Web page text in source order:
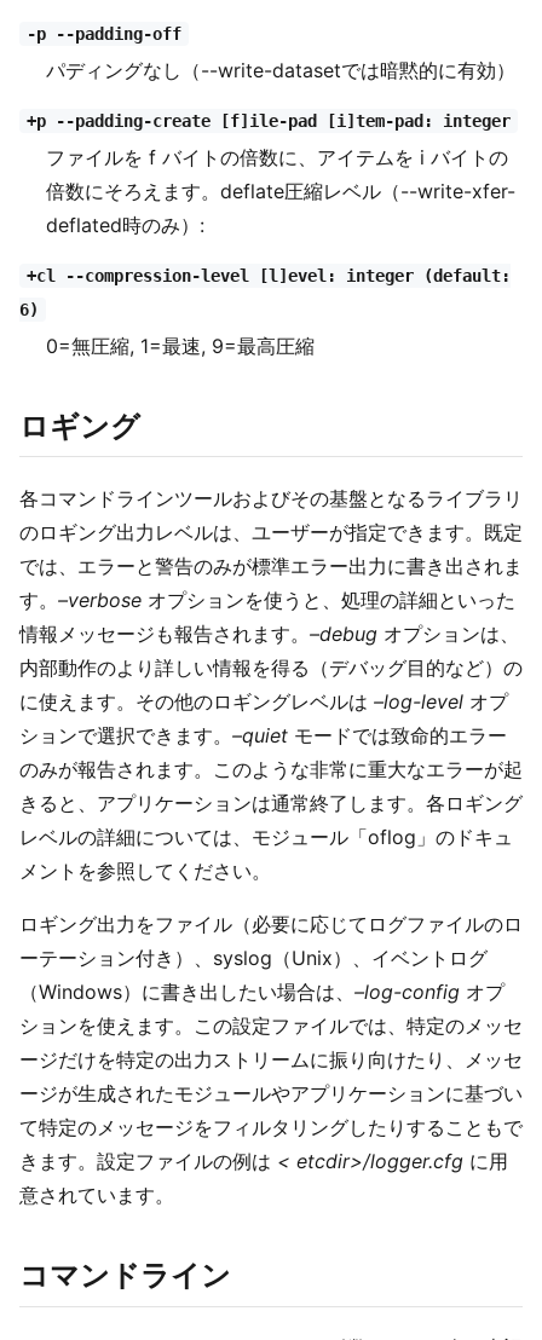
-p --padding-off
パディングなし（--write-datasetでは暗黙的に有効）
+p --padding-create [f]ile-pad [i]tem-pad: integer
ファイルを f バイトの倍数に、アイテムを i バイトの
倍数にそろえます。deflate圧縮レベル（--write-xfer-
deflated時のみ）:
+cl --compression-level [l]evel: integer (default:
6)
0=無圧縮, 1=最速, 9=最高圧縮
ロギング
各コマンドラインツールおよびその基盤となるライブラリ
のロギング出力レベルは、ユーザーが指定できます。既定
では、エラーと警告のみが標準エラー出力に書き出されま
す。 –verbose オプションを使うと、処理の詳細といった
情報メッセージも報告されます。 –debug オプションは、
内部動作のより詳しい情報を得る（デバッグ目的など）の
に使えます。その他のロギングレベルは –log-level オプ
ションで選択できます。 –quiet モードでは致命的エラー
のみが報告されます。このような非常に重大なエラーが起
きると、アプリケーションは通常終了します。各ロギング
レベルの詳細については、モジュール「oflog」のドキュ
メントを参照してください。
ロギング出力をファイル（必要に応じてログファイルのロ
ーテーション付き）、syslog（Unix）、イベントログ
（Windows）に書き出したい場合は、 –log-config オプ
ションを使えます。この設定ファイルでは、特定のメッセ
ージだけを特定の出力ストリームに振り向けたり、メッセ
ージが生成されたモジュールやアプリケーションに基づい
て特定のメッセージをフィルタリングしたりすることもで
きます。設定ファイルの例は < etcdir>/logger.cfg に用
意されています。
コマンドライン